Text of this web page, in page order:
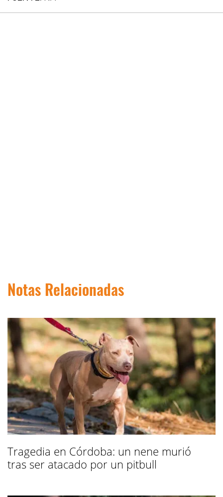
Notas Relacionadas
Tragedia en Córdoba: un nene murió
tras ser atacado por un pitbull